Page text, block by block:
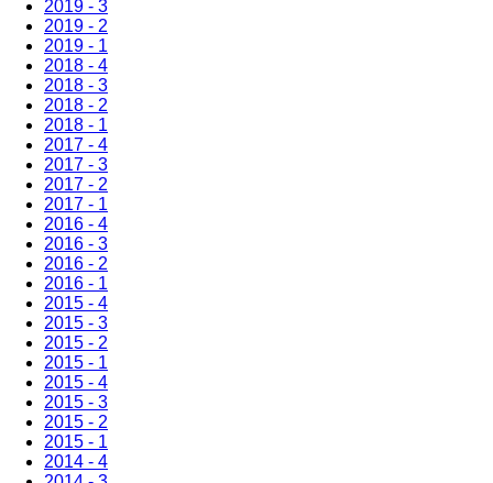
2019 - 3
2019 - 2
2019 - 1
2018 - 4
2018 - 3
2018 - 2
2018 - 1
2017 - 4
2017 - 3
2017 - 2
2017 - 1
2016 - 4
2016 - 3
2016 - 2
2016 - 1
2015 - 4
2015 - 3
2015 - 2
2015 - 1
2015 - 4
2015 - 3
2015 - 2
2015 - 1
2014 - 4